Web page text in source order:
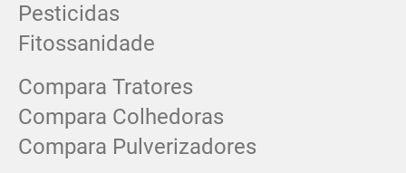
Pesticidas
Fitossanidade
Compara Tratores
Compara Colhedoras
Compara Pulverizadores